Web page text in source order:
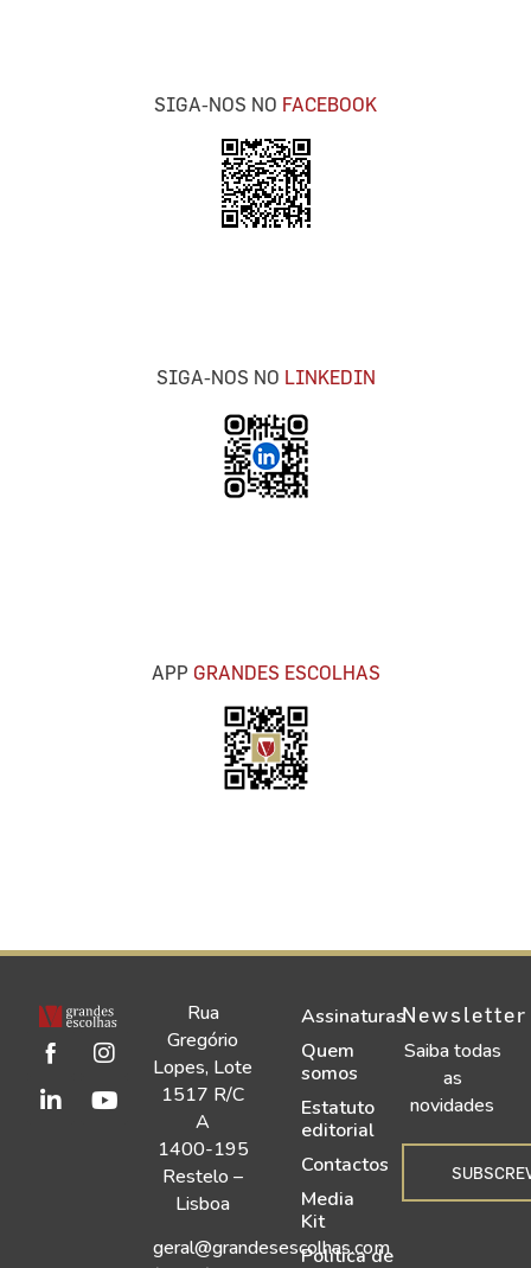
SIGA-NOS NO FACEBOOK
SIGA-NOS NO LINKEDIN
APP GRANDES ESCOLHAS
Rua
Gregório
Lopes, Lote
1517 R/C
A
1400-195
Restelo –
Lisboa
geral@grandesescolhas.com
Assinaturas
Quem
somos
Estatuto
editorial
Contactos
Media
Kit
Política de
Newsletter
Saiba todas
as
novidades